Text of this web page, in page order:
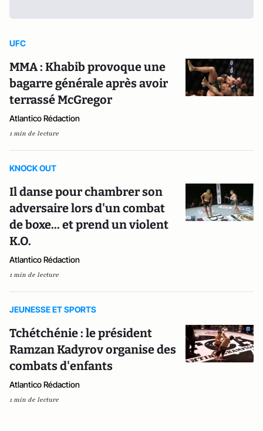
UFC
MMA : Khabib provoque une
bagarre générale après avoir
terrassé McGregor
Atlantico Rédaction
1 min de lecture
KNOCK OUT
Il danse pour chambrer son
adversaire lors d'un combat
de boxe... et prend un violent
K.O.
Atlantico Rédaction
1 min de lecture
JEUNESSE ET SPORTS
Tchétchénie : le président
Ramzan Kadyrov organise des
combats d'enfants
Atlantico Rédaction
1 min de lecture